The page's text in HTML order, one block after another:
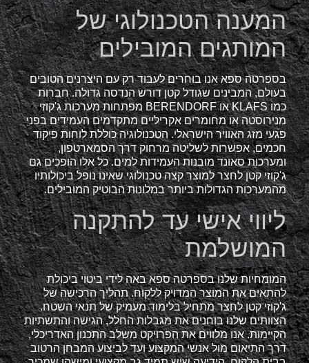
המענה הטכנולוגי של
המותגים המובילים
בספרטה ספא אנו בוחרים לעבוד רק עם היצרנים הטובים
בעולם, המבינים שגודל קטן דורש הנדסה גדולה. חברות
כמו KLAFS או BERENDORF מפתחות מערכות ג'קוזי
מנירוסטה או מחומרים אקריליים מתקדמים העמידים בפני
פגעי מזג האוויר הישראלי. הטכנולוגיה כוללת לוחות פיקוד
חכמים, אפשרות לשליטה מרחוק דרך הסמארטפון,
ומערכות סאונד מובנות העמידות למים. כל אלו הופכים גם
ג'קוזי קטן לחצר למוצר קצה טכנולוגי שאינו נופל ביכולותיו
מהמערכות הגדולות ביותר במלונות הבוטיק המובילים.
ליווי אישי עד להתקנה
המושלמת
המומחיות שלנו בספרטה ספא באה לידי ביטוי ביכולת
להתאים את המוצר המדויק ללקוח. תהליך הרכישה של
ג'קוזי קטן לחצר מתחיל בלימוד מעמיק של תנאי השטח.
הצוותים שלנו בוחנים את מגבלות החלל, הגישה והתשתיות
הקיימות. אנו מלווים את הפרויקט משלב התכנון האדריכלי,
דרך התיאום מול אנשי המקצוע ועד לביצוע המבחן הרטוב